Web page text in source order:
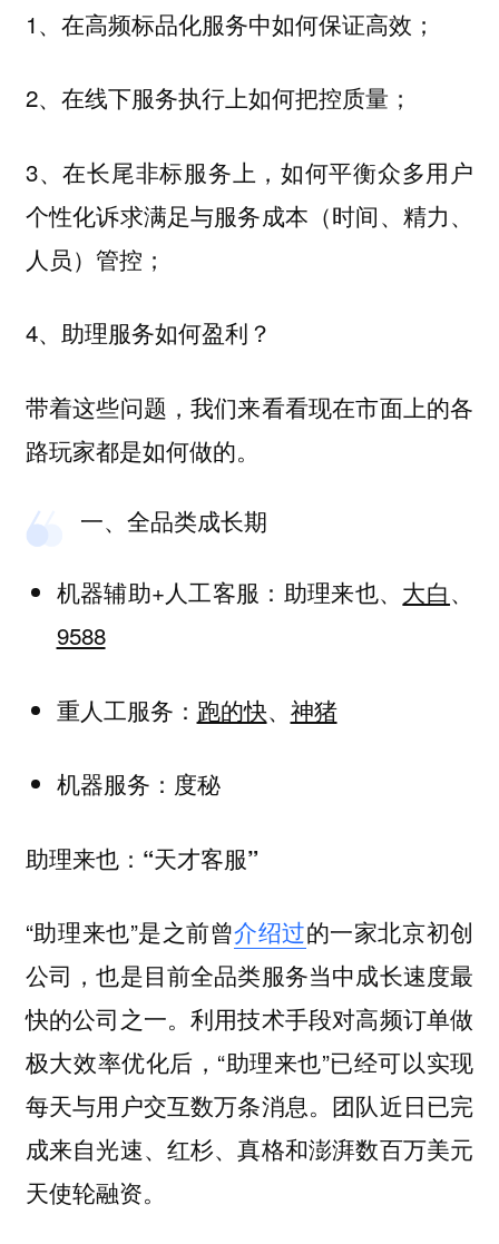
1、在高频标品化服务中如何保证高效；
2、在线下服务执行上如何把控质量；
3、在长尾非标服务上，如何平衡众多用户
个性化诉求满足与服务成本（时间、精力、
人员）管控；
4、助理服务如何盈利？
带着这些问题，我们来看看现在市面上的各
路玩家都是如何做的。
一、全品类成长期
机器辅助+人工客服：助理来也、 大白、
9588
重人工服务： 跑的快、 神猪
机器服务：度秘
助理来也：“天才客服”
“助理来也”是之前曾介绍过的一家北京初创
公司，也是目前全品类服务当中成长速度最
快的公司之一。利用技术手段对高频订单做
极大效率优化后，“助理来也”已经可以实现
每天与用户交互数万条消息。团队近日已完
成来自光速、红杉、真格和澎湃数百万美元
天使轮融资。